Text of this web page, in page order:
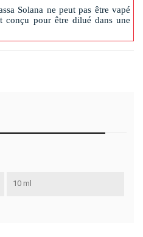
Solana ne peut pas être vapé
conçu pour être dilué dans une
10 ml